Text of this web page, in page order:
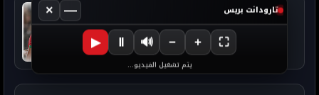
أوناحي يواصل التألق في الدوري
الإسباني ويحظى بإشادات واسعة
تارودانت بريس —
×
▶ Ⅱ 🔊 − + ⛶
يتم تشغيل الفيديو...